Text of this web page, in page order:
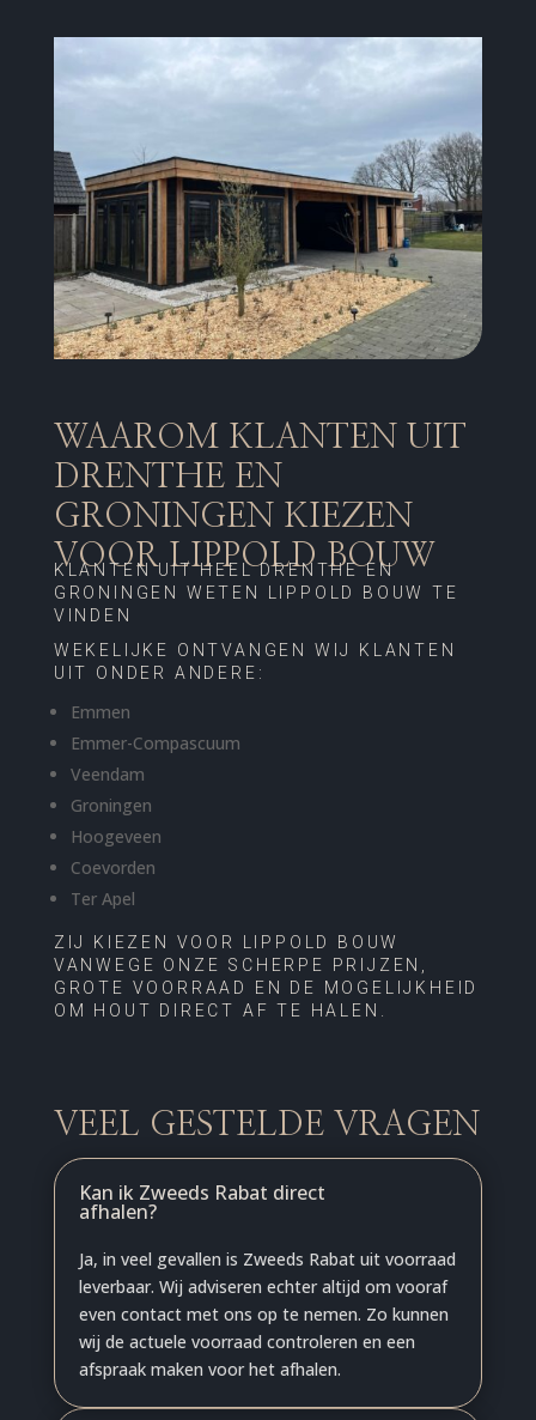
WAAROM KLANTEN UIT
DRENTHE EN
GRONINGEN KIEZEN
VOOR LIPPOLD BOUW
KLANTEN UIT HEEL DRENTHE EN
GRONINGEN WETEN LIPPOLD BOUW TE
VINDEN
WEKELIJKE ONTVANGEN WIJ KLANTEN
UIT ONDER ANDERE:
Emmen
Emmer-Compascuum
Veendam
Groningen
Hoogeveen
Coevorden
Ter Apel
ZIJ KIEZEN VOOR LIPPOLD BOUW
VANWEGE ONZE SCHERPE PRIJZEN,
GROTE VOORRAAD EN DE MOGELIJKHEID
OM HOUT DIRECT AF TE HALEN.
VEEL GESTELDE VRAGEN
Kan ik Zweeds Rabat direct
afhalen?
Ja, in veel gevallen is Zweeds Rabat uit voorraad
leverbaar. Wij adviseren echter altijd om vooraf
even contact met ons op te nemen. Zo kunnen
wij de actuele voorraad controleren en een
afspraak maken voor het afhalen.